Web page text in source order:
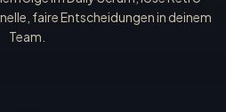
faire Entscheidungen in deinem
Team.